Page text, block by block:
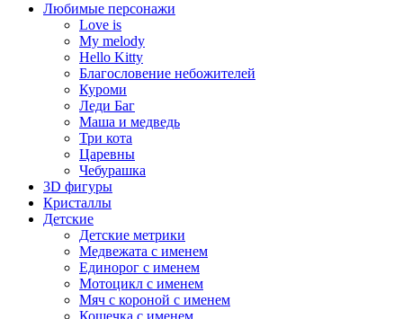
Любимые персонажи
Love is
My melody
Hello Kitty
Благословение небожителей
Куроми
Леди Баг
Маша и медведь
Три кота
Царевны
Чебурашка
3D фигуры
Кристаллы
Детские
Детские метрики
Медвежата с именем
Единорог с именем
Мотоцикл с именем
Мяч с короной с именем
Кошечка с именем